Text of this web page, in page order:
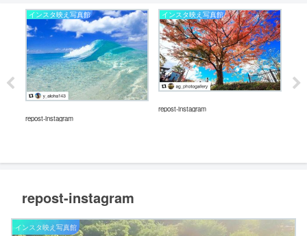
インスタ映え写真館
repost-instagram
インスタ映え写真館
repost-instagram
repost-instagram
インスタ映え写真館